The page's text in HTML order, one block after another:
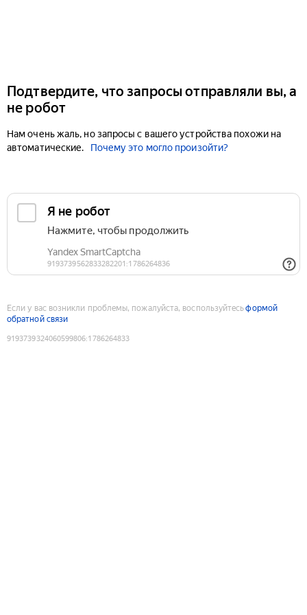
Подтвердите, что запросы отправляли вы, а
не робот
Нам очень жаль, но запросы с вашего устройства похожи на
автоматические.
Почему это могло произойти?
Если у вас возникли проблемы, пожалуйста, воспользуйтесьформой
обратной связи
9193739324060599806:1786264833